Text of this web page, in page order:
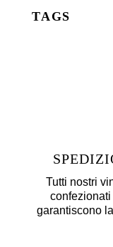
TAGS
Tutti nostri
garantiscono